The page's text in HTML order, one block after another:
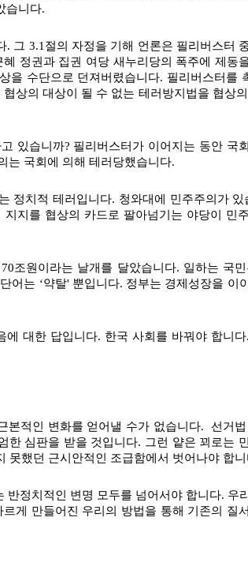
습니다.
그 3.1절의 자정을 기해 언론은 필리버스터
정권과 집권 여당 새누리당의 폭주에 제동
을 수단으로 던져버렸습니다. 필리버스터를
상의 대상이 될 수 없는 테러방지법을 협상
있습니까? 필리버스터가 이어지는 동안 국
는 국회에 의해 테러당했습니다.
치적 테러입니다. 청와대에 민주주의가 있
지를 협상의 카드로 팔아넘기는 야당이 민
조원이라는 날개를 달았습니다. 일하는 국
어는 ‘약탈' 뿐입니다. 정부는 경제성장을 이
대한 답입니다. 한국 사회를 바꿔야 합니
적인 변화를 얻어낼 수가 없습니다.  선거
심판을 받을 것입니다. 그런 얕은 꾀로는
못했던 근시안적인 조급함에서 벗어나야 합니
정치적인 변명 모두를 넘어서야 합니다. 우
게 만들어진 우리의 방법을 통해 기존의 질